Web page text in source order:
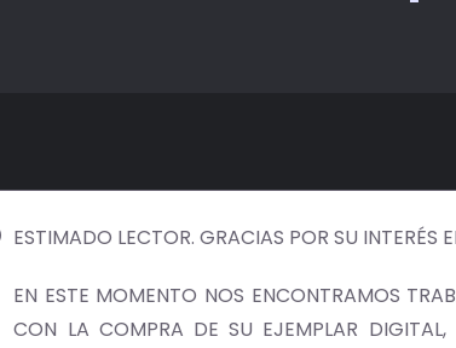
ESTIMADO LECTOR. GRACIAS POR SU INTERÉS
EN ESTE MOMENTO NOS ENCONTRAMOS
CON LA COMPRA DE SU EJEMPLAR DIGITAL,